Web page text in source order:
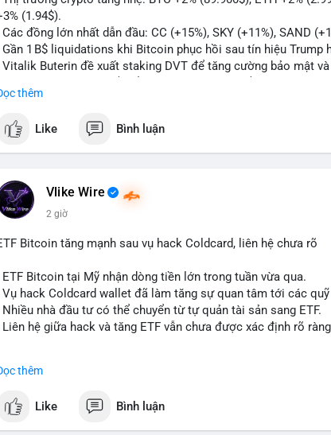
(1.94$).
Các đồng lớn nhất dẫn đầu: CC (+15%), SKY (+11%), SAND
Gần 1 B$ liquidations khi Bitcoin phục hồi sau tín hiệu Trump
Vitalik Buterin đề xuất staking DVT để tăng cường bảo mật
Thượng viện Mỹ tiến hành dự thảo Clarity Act, mặc dù chưa
dụng giá trị giảm để bù đắp biến động.
Cơ quan quản lý Hồng Kông bắt đầu cấp giấy phép
- Tòa án Nga công nhận crypto là tài sản pháp lý, thiết lập tiền
sự.
- Trump hy vọng ký luật cơ cấu thị trường crypto sớm, dù vẫn
lương bằng BTC.
#binancesquare #cryptonews #btc #eth #sol #xrp #cc #sky
📰 Nguồn: Decrypt
thêm
Like Bình luận
Vlike Wire
2 giờ
Bitcoin tăng mạnh sau vụ hack Coldcard, liên hệ chưa rõ
ETF Bitcoin tại Mỹ nhận dòng tiền lớn trong tuần vừa qua.
Vụ hack Coldcard wallet đã làm tăng sự quan tâm tới các quỹ
Nhiều nhà đầu tư có thể chuyển từ tự quản tài sản sang ETF.
Liên hệ giữa hack và tăng ETF vẫn chưa được xác định rõ
#titanbot
thêm
Like Bình luận